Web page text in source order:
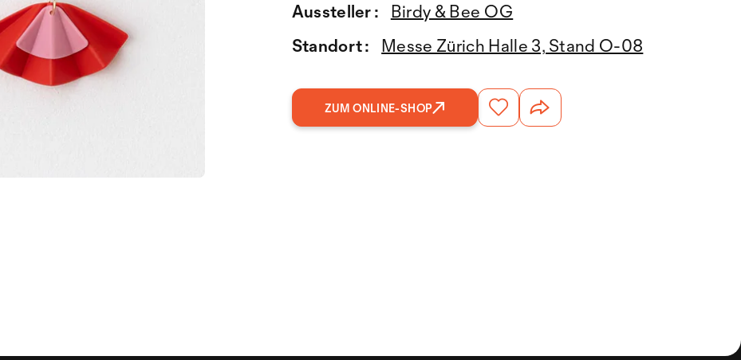
Aussteller :
Birdy & Bee OG
Standort :
Messe Zürich Halle 3, Stand O-08
ZUM ONLINE-SHOP